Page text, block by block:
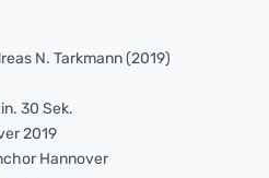
N. Tarkmann (2019)
30 Sek.
2019
Hannover